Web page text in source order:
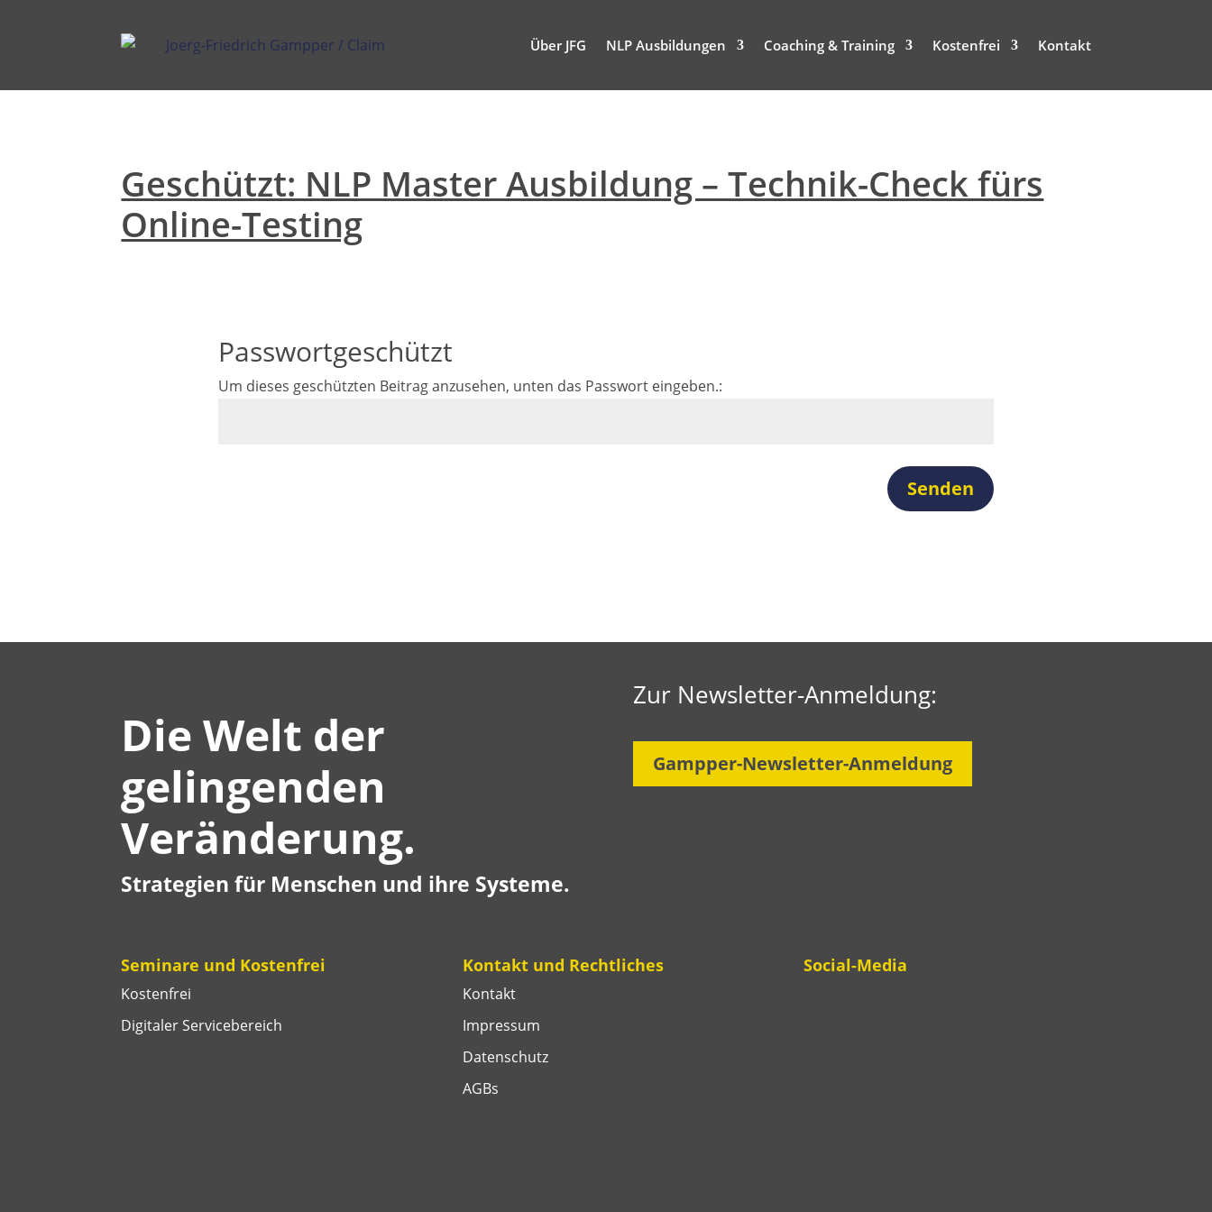
Über JFG NLP Ausbildungen Coaching & Training Kostenfrei Kontakt
Geschützt: NLP Master Ausbildung – Technik-Check fürs
Online-Testing
Passwortgeschützt
Um dieses geschützten Beitrag anzusehen, unten das Passwort eingeben.:
Senden
Die Welt der
gelingenden
Veränderung.
Strategien für Menschen und ihre Systeme.
Zur Newsletter-Anmeldung:
Gampper-Newsletter-Anmeldung
Seminare und Kostenfrei
Kostenfrei
Digitaler Servicebereich
Kontakt und Rechtliches
Kontakt
Impressum
Datenschutz
AGBs
Social-Media